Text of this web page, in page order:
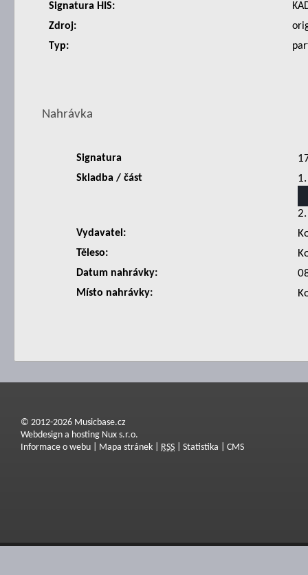
Signatura HIS:
Zdroj:
Typ:
Nahrávka
Signatura
Skladba / část
Vydavatel:
Těleso:
Datum nahrávky:
Místo nahrávky:
© 2012-2026 Musicbase.cz
Webdesign a hosting Nux s.r.o.
Informace o webu
Mapa stránek RSS Statistika CMS